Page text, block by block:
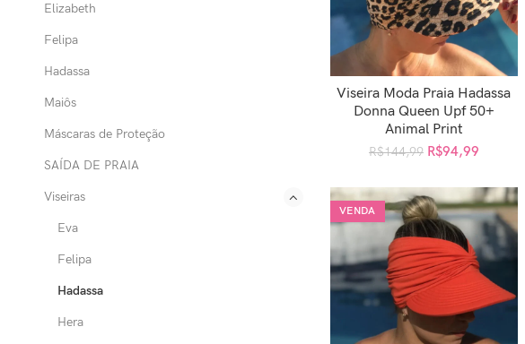
Elizabeth
Felipa
Hadassa
Maiôs
Máscaras de Proteção
SAÍDA DE PRAIA
Viseiras
Eva
Felipa
Hadassa
Hera
ADICIONAR AO CARRINHO
Viseira Moda Praia Hadassa
Donna Queen Upf 50+
Animal Print
R$144,99 R$94,99
VENDA